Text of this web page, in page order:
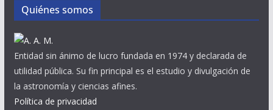
Quiénes somos
Entidad sin ánimo de lucro fundada en 1974 y declarada de
utilidad pública. Su fin principal es el estudio y divulgación de
la astronomía y ciencias afines.
Política de privacidad